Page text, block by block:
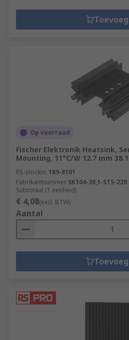
Op voorraad
Fischer Elektronik Heatsink,
Mounting, 11°C/W 12.7 mm
RS-stocknr. 189-8101
Fabrikantnummer SK104-38,1-STS-220
Subtotaal (1 eenheid)
€ 4,08(excl. BTW)
Aantal